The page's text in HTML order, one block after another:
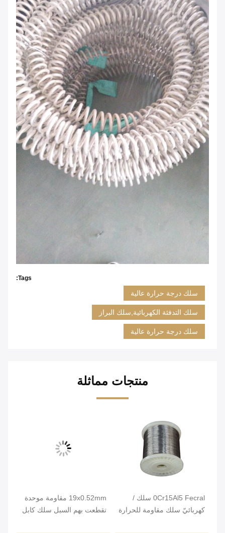
Tags:
سلك درجة حرارة عالية
سلك التدفئة الكهربائية,سلك البراز
سلك درجة حرارة عالية
منتجات مماثلة
0Cr15Al5 Fecral سلك /
كهربائيّ سلك مقاومة للحرارة
19x0.52mm مقاومة موحدة
تقطعت بهم السبل سلك كابل